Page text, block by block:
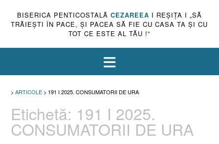
BISERICA PENTICOSTALĂ CEZAREEA I REŞIŢA I „SĂ
TRĂIEŞTI ÎN PACE, ŞI PACEA SĂ FIE CU CASA TA ŞI CU
TOT CE ESTE AL TĂU !”
> ARTICOLE > 191 I 2025. CONSUMATORII DE URA
Etichetă: 191 I 2025.
CONSUMATORII DE URA